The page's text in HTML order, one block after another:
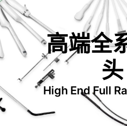
高端全
头
High End Full